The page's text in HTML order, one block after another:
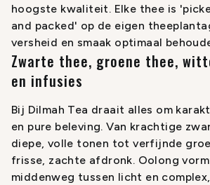
hoogste kwaliteit. Elke thee is
and packed' op de eigen
versheid en smaak optimaal
Zwarte thee, groene thee,
en infusies
Bij Dilmah Tea draait alles om
en pure beleving. Van krachtige
diepe, volle tonen tot verfijnde
frisse, zachte afdronk. Oolong
middenweg tussen licht en